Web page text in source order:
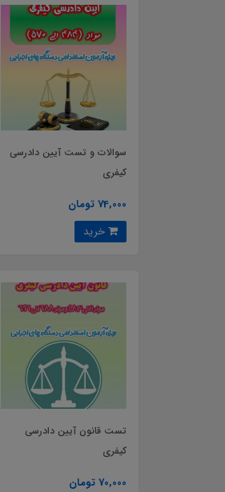
سوالات و تست آیین دادرسی
کیفری
74,000 تومان
تست قانون آیین دادرسی
کیفری
70,000 تومان